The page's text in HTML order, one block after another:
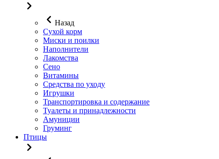
Назад
Сухой корм
Миски и поилки
Наполнители
Лакомства
Сено
Витамины
Средства по уходу
Игрушки
Транспортировка и содержание
Туалеты и принадлежности
Амуниции
Груминг
Птицы